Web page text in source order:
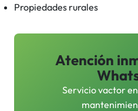
Propiedades rurales
Atención
Servicio vactor